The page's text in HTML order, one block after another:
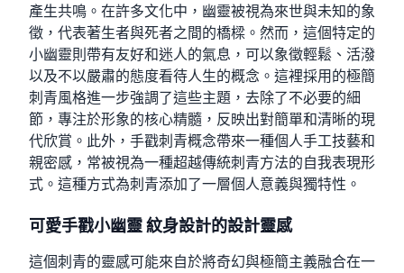
產生共鳴。在許多文化中，幽靈被視為來世與未知的象
徵，代表著生者與死者之間的橋樑。然而，這個特定的
小幽靈則帶有友好和迷人的氣息，可以象徵輕鬆、活潑
以及不以嚴肅的態度看待人生的概念。這裡採用的極簡
刺青風格進一步強調了這些主題，去除了不必要的細
節，專注於形象的核心精髓，反映出對簡單和清晰的現
代欣賞。此外，手戳刺青概念帶來一種個人手工技藝和
親密感，常被視為一種超越傳統刺青方法的自我表現形
式。這種方式為刺青添加了一層個人意義與獨特性。
可愛手戳小幽靈 紋身設計的設計靈感
這個刺青的靈感可能來自於將奇幻與極簡主義融合在一